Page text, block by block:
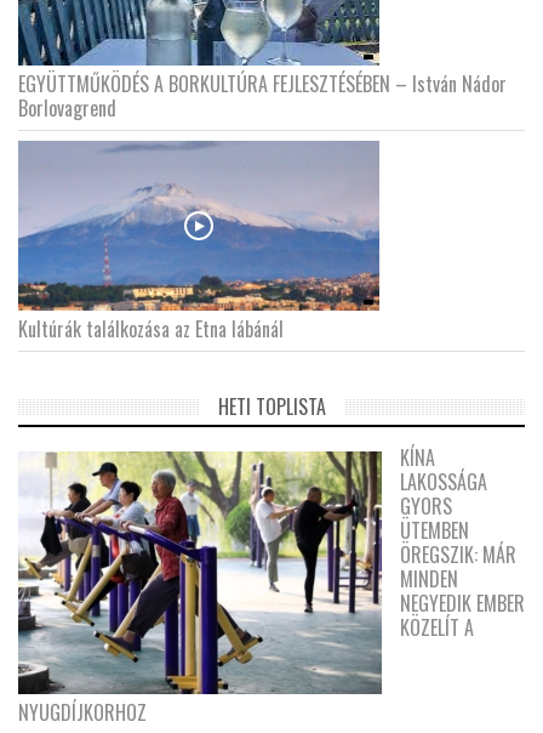
EGYÜTTMŰKÖDÉS A BORKULTÚRA FEJLESZTÉSÉBEN – István Nádor
Borlovagrend
Kultúrák találkozása az Etna lábánál
HETI TOPLISTA
KÍNA
LAKOSSÁGA
GYORS
ÜTEMBEN
ÖREGSZIK: MÁR
MINDEN
NEGYEDIK EMBER
KÖZELÍT A
NYUGDÍJKORHOZ